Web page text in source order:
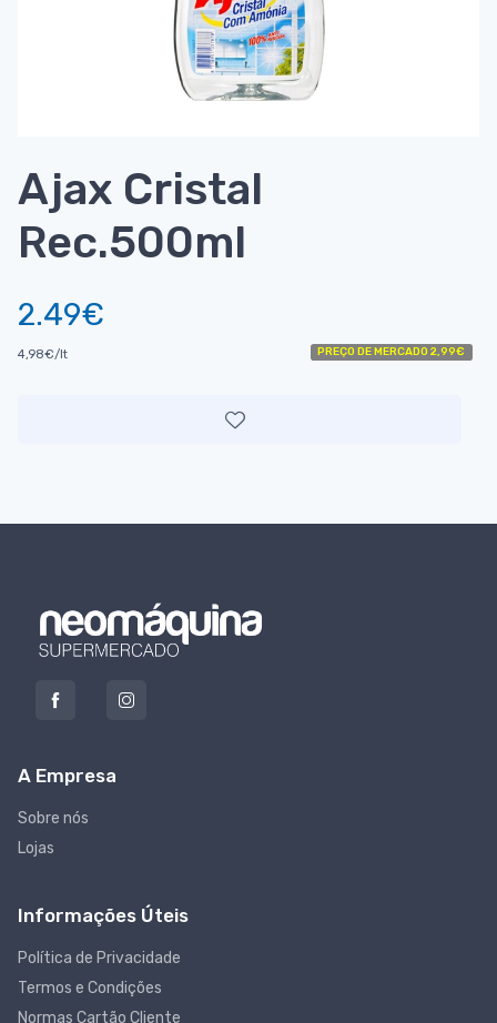
Ajax Cristal
Rec.500ml
2.49€
4,98€/lt PREÇO DE MERCADO 2,99€
A Empresa
Sobre nós
Lojas
Informações Úteis
Política de Privacidade
Termos e Condições
Normas Cartão Cliente